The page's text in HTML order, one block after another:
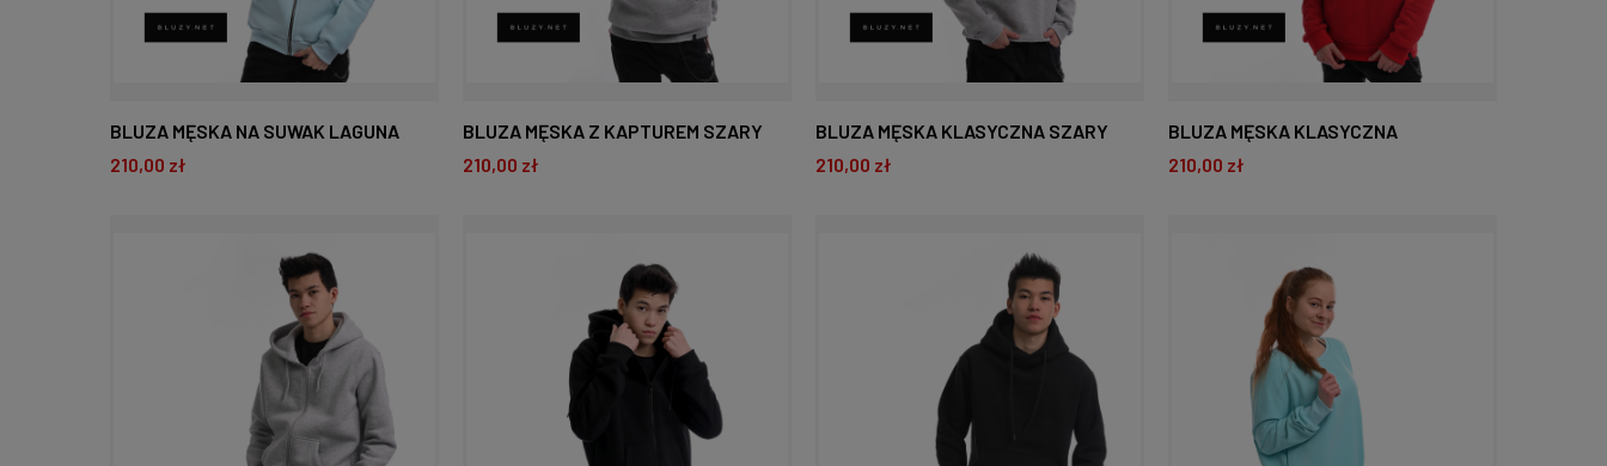
BLUZA MĘSKA NA SUWAK LAGUNA
210,00 zł
BLUZA MĘSKA Z KAPTUREM SZARY
MELANŻ
210,00 zł
BLUZA MĘSKA KLASYCZNA SZARY
MELANŻ
210,00 zł
BLUZA MĘSKA KLASYCZNA
CZERWONA
210,00 zł